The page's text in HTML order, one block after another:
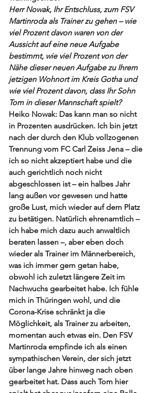
Herr Nowak, Ihr Entschluss, zum FSV
Martinroda als Trainer zu gehen – wie
viel Prozent davon waren von der
Aussicht auf eine neue Aufgabe
bestimmt, wie viel Prozent von der
Nähe dieser neuen Aufgabe zu Ihrem
jetzigen Wohnort im Kreis Gotha und
wie viel Prozent davon, dass Ihr Sohn
Tom in dieser Mannschaft spielt?
Heiko Nowak: Das kann man so nicht
in Prozenten ausdrücken. Ich bin jetzt
nach der durch den Klub vollzogenen
Trennung vom FC Carl Zeiss Jena – die
ich so nicht akzeptiert habe und die
auch gerichtlich noch nicht
abgeschlossen ist – ein halbes Jahr
lang außen vor gewesen und hatte
große Lust, mich wieder auf dem Platz
zu betätigen. Natürlich ehrenamtlich –
ich habe mich dazu auch anwaltlich
beraten lassen –, aber eben doch
wieder als Trainer im Männerbereich,
was ich immer gern getan habe,
obwohl ich zuletzt längere Zeit im
Nachwuchs gearbeitet habe. Ich fühle
mich in Thüringen wohl, und die
Corona-Krise schränkt ja die
Möglichkeit, als Trainer zu arbeiten,
momentan auch etwas ein. Den FSV
Martinroda empfinde ich als einen
sympathischen Verein, der sich jetzt
über lange Jahre hinweg nach oben
gearbeitet hat. Dass auch Tom hier